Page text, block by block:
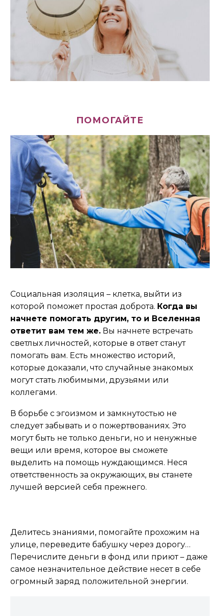
ПОМОГАЙТЕ
Социальная изоляция – клетка, выйти из
которой поможет простая доброта. Когда вы
начнете помогать другим, то и Вселенная
ответит вам тем же. Вы начнете встречать
светлых личностей, которые в ответ станут
помогать вам. Есть множество историй,
которые доказали, что случайные знакомых
могут стать любимыми, друзьями или
коллегами.
В борьбе с эгоизмом и замкнутостью не
следует забывать и о пожертвованиях. Это
могут быть не только деньги, но и ненужные
вещи или время, которое вы сможете
выделить на помощь нуждающимся. Неся
ответственность за окружающих, вы станете
лучшей версией себя прежнего.
Делитесь знаниями, помогайте прохожим на
улице, переведите бабушку через дорогу…
Перечислите деньги в фонд или приют – даже
самое незначительное действие несет в себе
огромный заряд положительной энергии.